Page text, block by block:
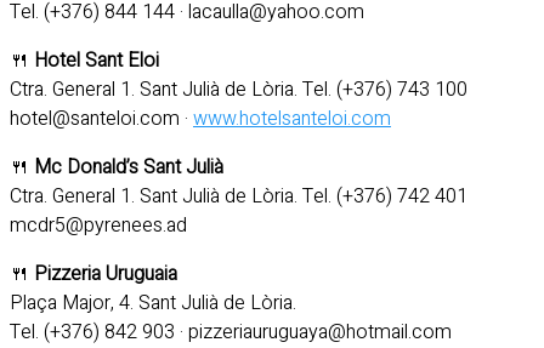
Tel. (+376) 844 144 · lacaulla@yahoo.com
🍴 Hotel Sant Eloi
Ctra. General 1. Sant Julià de Lòria. Tel. (+376) 743 100
hotel@santeloi.com · www.hotelsanteloi.com
🍴 Mc Donald’s Sant Julià
Ctra. General 1. Sant Julià de Lòria. Tel. (+376) 742 401
mcdr5@pyrenees.ad
🍴 Pizzeria Uruguaia
Plaça Major, 4. Sant Julià de Lòria.
Tel. (+376) 842 903 · pizzeriauruguaya@hotmail.com